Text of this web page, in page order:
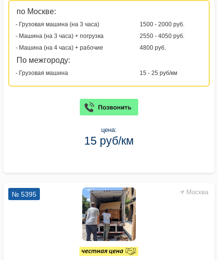
по Москве:
- Грузовая машина (на 3 часа)
1500 - 2000 руб.
- Машина (на 3 часа) + погрузка
2550 - 4050 руб.
- Машина (на 4 часа) + рабочие
4800 руб.
По межгороду:
- Грузовая машина 15 - 25 руб/км
цена:
15 руб/км
Москва
№ 5395